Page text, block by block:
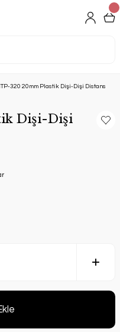
320 20mm Plastik Dişi-Dişi Distans
Dişi-Dişi